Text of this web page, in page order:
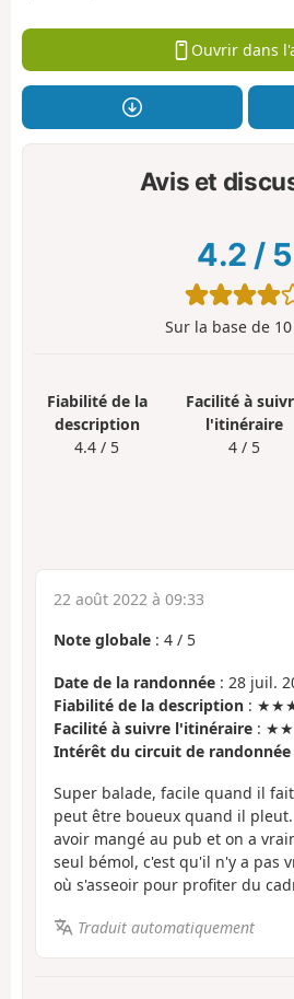
Ouvrir dans
Avis et
4.2 / 5
Sur la base de 10
Fiabilité de la
description
4.4 / 5
Facilité à
l'itinéraire
4 / 5
22 août 2022 à 09:33
Note globale : 4 / 5
Date de la randonnée : 28 juil.
Fiabilité de la description :
Facilité à suivre l'itinéraire :
Intérêt du circuit de randonnée
Super balade, facile quand il
peut être boueux quand il
avoir mangé au pub et on a
seul bémol, c'est qu'il n'y a pas
où s'asseoir pour profiter du
Traduit automatiquement